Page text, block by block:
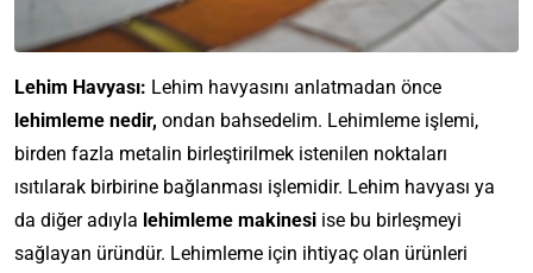
Lehim Havyası: Lehim havyasını anlatmadan önce
lehimleme nedir, ondan bahsedelim. Lehimleme işlemi,
birden fazla metalin birleştirilmek istenilen noktaları
ısıtılarak birbirine bağlanması işlemidir. Lehim havyası ya
da diğer adıyla lehimleme makinesi ise bu birleşmeyi
sağlayan üründür. Lehimleme için ihtiyaç olan ürünleri